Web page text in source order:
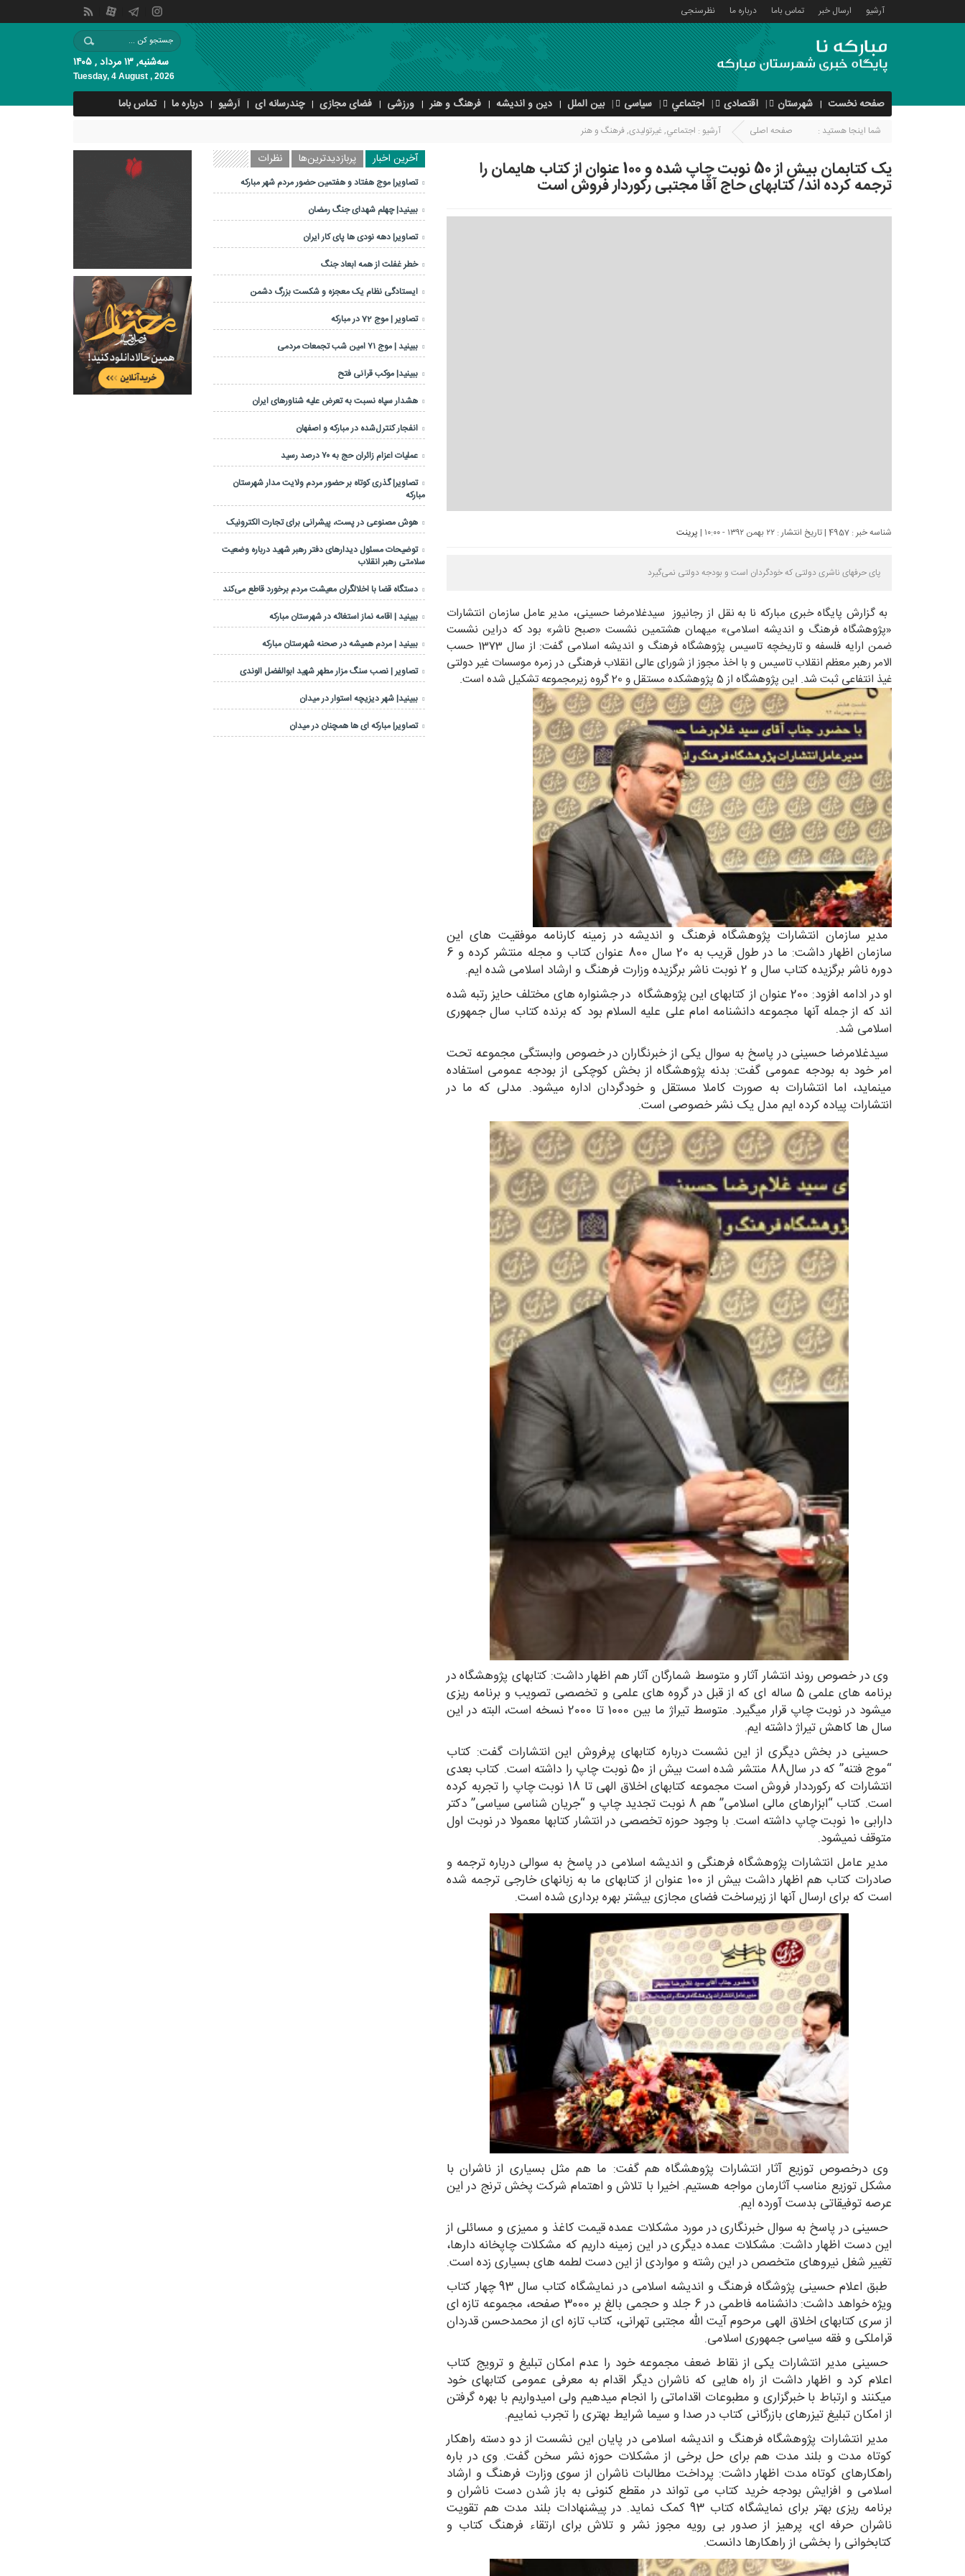
آرشیو ارسال خبر تماس باما درباره ما نظرسنجی
سه‌شنبه, ۱۳ مرداد , ۱۴۰۵
Tuesday, 4 August , 2026
صفحه نخست شهرستان اقتصادی اجتماعي سیاسی بین الملل دین و اندیشه فرهنگ و هنر ورزشی فضای مجازی چندرسانه ای آرشیو درباره ما تماس باما
شما اینجا هستید : صفحه اصلی آرشیو : اجتماعي,غیرتولیدی,فرهنگ و هنر
یک کتابمان بیش از 50 نوبت چاپ شده و 100 عنوان از کتاب هایمان را
ترجمه کرده اند/ کتابهای حاج آقا مجتبی رکوردار فروش است
شناسه خبر : 4957 | تاریخ انتشار : ۲۲ بهمن ۱۳۹۲ - ۱۰:۰۰ | پرینت
پای حرفهای ناشری دولتی که خودگردان است و بودجه دولتی نمی‌گیرد
به گزارش پایگاه خبری مبارکه نابه نقل از رجانیوز سیدغلامرضا حسینی، مدیر عامل سازمان انتشارات
«پژوهشگاه فرهنگ و اندیشه اسلامی» میهمان هشتمین نشست «صبح ناشر» بود که دراین نشست
ضمن ارایه فلسفه و تاریخچه تاسیس پژوهشگاه فرهنگ و اندیشه اسلامی گفت: از سال 1373 حسب
الامر رهبر معظم انقلاب تاسیس و با اخذ مجوز از شورای عالی انقلاب فرهنگی در زمره موسسات غیر دولتی
غیذ انتفاعی ثبت شد. این پژوهشگاه از 5 پژوهشکده مستقل و 20 گروه زیرمجموعه تشکیل شده است.
مدیر سازمان انتشارات پژوهشگاه فرهنگ و اندیشه در زمینه کارنامه موفقیت های این
سازمان اظهار داشت: ما در طول قریب به 20 سال 800 عنوان کتاب و مجله منتشر کرده و 6
دوره ناشر برگزیده کتاب سال و 2 نوبت ناشر برگزیده وزارت فرهنگ و ارشاد اسلامی شده ایم.
او در ادامه افزود: 200 عنوان از کتابهای این پژوهشگاه در جشنواره های مختلف حایز رتبه شده
اند که از جمله آنها مجموعه دانشنامه امام علی علیه السلام بود که برنده کتاب سال جمهوری
اسلامی شد.
سیدغلامرضا حسینی در پاسخ به سوال یکی از خبرنگاران در خصوص وابستگی مجموعه تحت
امر خود به بودجه عمومی گفت: بدنه پژوهشگاه از بخش کوچکی از بودجه عمومی استفاده
مینماید، اما انتشارات به صورت کاملا مستقل و خودگردان اداره میشود. مدلی که ما در
انتشارات پیاده کرده ایم مدل یک نشر خصوصی است.
وی در خصوص روند انتشار آثار و متوسط شمارگان آثار هم اظهار داشت: کتابهای پژوهشگاه در
برنامه های علمی 5 ساله ای که از قبل در گروه های علمی و تخصصی تصویب و برنامه ریزی
میشود در نوبت چاپ قرار میگیرد. متوسط تیراژ ما بین 1000 تا 2000 نسخه است، البته در این
سال ها کاهش تیراژ داشته ایم.
حسینی در بخش دیگری از این نشست درباره کتابهای پرفروش این انتشارات گفت: کتاب
“موج فتنه” که در سال88 منتشر شده است بیش از 50 نوبت چاپ را داشته است. کتاب بعدی
انتشارات که رکورددار فروش است مجموعه کتابهای اخلاق الهی تا 18 نوبت چاپ را تجربه کرده
است. کتاب “ابزارهای مالی اسلامی” هم 8 نوبت تجدید چاپ و “جریان شناسی سیاسی” دکتر
دارابی 10 نوبت چاپ داشته است. با وجود حوزه تخصصی در انتشار کتابها معمولا در نوبت اول
متوقف نمیشود.
مدیر عامل انتشارات پژوهشگاه فرهنگی و اندیشه اسلامی در پاسخ به سوالی درباره ترجمه و
صادرات کتاب هم اظهار داشت بیش از 100 عنوان از کتابهای ما به زبانهای خارجی ترجمه شده
است که برای ارسال آنها از زیرساخت فضای مجازی بیشتر بهره برداری شده است.
وی درخصوص توزیع آثار انتشارات پژوهشگاه هم گفت: ما هم مثل بسیاری از ناشران با
مشکل توزیع مناسب آثارمان مواجه هستیم. اخیرا با تلاش و اهتمام شرکت پخش ترنج در این
عرصه توفیقاتی بدست آورده ایم.
حسینی در پاسخ به سوال خبرنگاری در مورد مشکلات عمده قیمت کاغذ و ممیزی و مسائلی از
این دست اظهار داشت: مشکلات عمده دیگری در این زمینه داریم که مشکلات چاپخانه دارها،
تغییر شغل نیروهای متخصص در این رشته و مواردی از این دست لطمه های بسیاری زده است.
طبق اعلام حسینی پژوشگاه فرهنگ و اندیشه اسلامی در نمایشگاه کتاب سال 93 چهار کتاب
ویژه خواهد داشت: دانشنامه فاطمی در 6 جلد و حجمی بالغ بر 3000 صفحه، مجموعه تازه ای
از سری کتابهای اخلاق الهی مرحوم آیت الله مجتبی تهرانی، کتاب تازه ای از محمدحسن قدردان
قراملکی و فقه سیاسی جمهوری اسلامی.
حسینی مدیر انتشارات یکی از نقاط ضعف مجموعه خود را عدم امکان تبلیغ و ترویج کتاب
اعلام کرد و اظهار داشت از راه هایی که ناشران دیگر اقدام به معرفی عمومی کتابهای خود
میکنند و ارتباط با خبرگزاری و مطبوعات اقداماتی را انجام میدهیم ولی امیدواریم با بهره گرفتن
از امکان تبلیغ تیزرهای بازرگانی کتاب در صدا و سیما شرایط بهتری را تجرب نماییم.
مدیر انتشارات پژوهشگاه فرهنگ و اندیشه اسلامی در پایان این نشست از دو دسته راهکار
کوتاه مدت و بلند مدت هم برای حل برخی از مشکلات حوزه نشر سخن گفت. وی در باره
راهکارهای کوتاه مدت اظهار داشت: پرداخت مطالبات ناشران از سوی وزارت فرهنگ و ارشاد
اسلامی و افزایش بودجه خرید کتاب می تواند در مقطع کنونی به باز شدن دست ناشران و
برنامه ریزی بهتر برای نمایشگاه کتاب 93 کمک نماید. در پیشنهادات بلند مدت هم تقویت
ناشران حرفه ای، پرهیز از صدور بی رویه مجوز نشر و تلاش برای ارتقاء فرهنگ کتاب و
کتابخوانی را بخشی از راهکارها دانست.
آخرین اخبار پربازدیدترین‌ها نظرات
تصاویر| موج هفتاد و هفتمین حضور مردم شهر مبارکه
ببینید| چهلم شهدای جنگ رمضان
تصاویر| دهه نودی ها پای کار ایران
خطر غفلت از همه ابعاد جنگ
ایستادگی نظام یک معجزه و شکست بزرگ دشمن
تصاویر | موج 72 در مبارکه
ببینید | موج ۷۱ امین شب تجمعات مردمی
ببینید| موکب قرآنی فتح
هشدار سپاه نسبت به تعرض علیه شناورهای ایران
انفجار کنترل‌شده در مبارکه و اصفهان
عملیات اعزام زائران حج به ۷۰ درصد رسید
تصاویر| گذری کوتاه بر حضور مردم ولایت مدار شهرستان
مبارکه
هوش مصنوعی در پست، پیشرانی برای تجارت الکترونیک
توضیحات مسئول دیدارهای دفتر رهبر شهید درباره وضعیت
سلامتی رهبر انقلاب
دستگاه قضا با اخلالگران معیشت مردم برخورد قاطع می‌کند
ببینید | اقامه نماز استغاثه در شهرستان مبارکه
ببینید | مردم همیشه در صحنه شهرستان مبارکه
تصاویر | نصب سنگ مزار مطهر شهید ابوالفضل الوندی
ببینید| شهر دیزیچه استوار در میدان
تصاویر| مبارکه ای ها همچنان در میدان